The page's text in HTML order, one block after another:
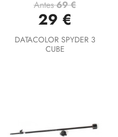
Antes69 €
29 €
DATACOLOR SPYDER 3
CUBE